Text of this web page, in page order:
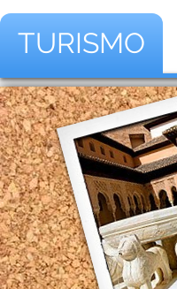
TURISMO